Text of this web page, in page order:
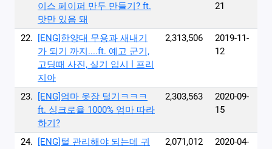
이스 페이퍼 만두 만들기? ft.
맛만 있음 돼
21
22.
[ENG]한양대 무용과 새내기
가 되기 까지....ft. 예고 군기,
고딩때 사진, 실기 입시 l 프리
지아
2,313,506
2019-11-
12
23.
[ENG]엄마 옷장 털기ㅋㅋㅋ
ft. 싱크로율 1000% 엄마 따라
하기?
2,303,563
2020-09-
15
24.
[ENG]털 관리해야 되는데 귀
2,071,012
2020-04-